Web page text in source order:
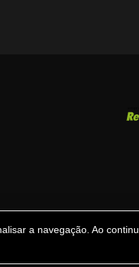
a navegação. Ao